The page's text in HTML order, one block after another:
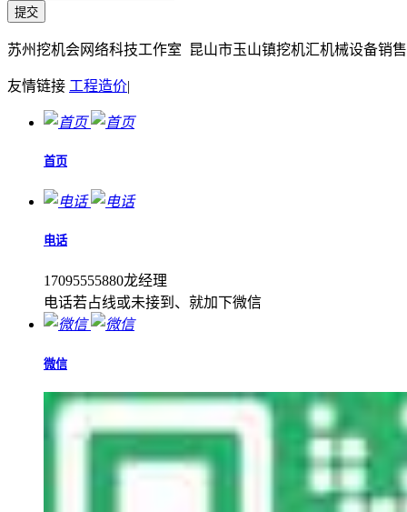
苏州挖机会网络科技工作室 昆山市玉山镇挖机汇机械设备销
友情链接 工程造价|
首页
电话
17095555880龙经理
电话若占线或未接到、就加下微信
微信